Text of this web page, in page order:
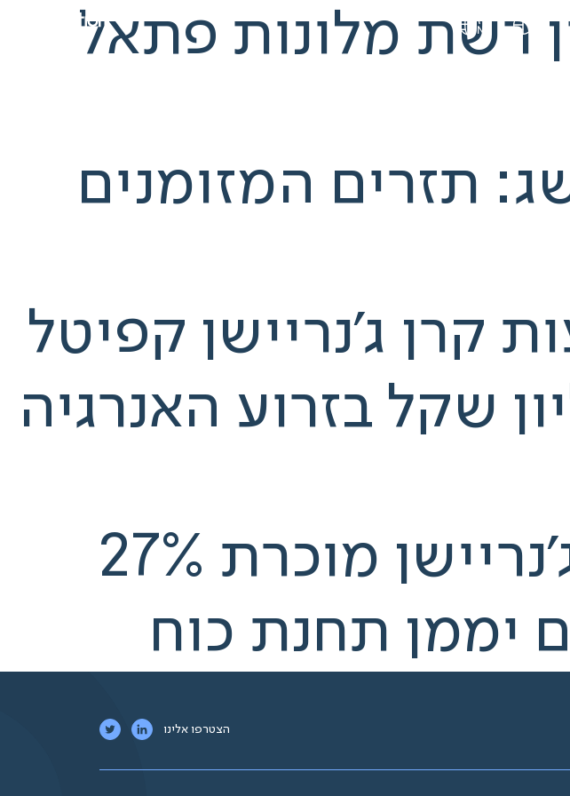
רשת מלונות פתאל
תזרים המזומנים
קרן ג'נריישן קפיטל
תשקיע 260 מיליון שקל בזרוע האנרגיה
ענף התשתיות מתעורר: ג'נריישן מוכרת 27%
יממן תחנת כוח
הצטרפו אלינו